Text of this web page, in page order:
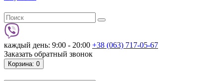
каждый день: 9:00 - 20:00 +38 (063) 717-05-67
Заказать обратный звонок
Корзина: 0